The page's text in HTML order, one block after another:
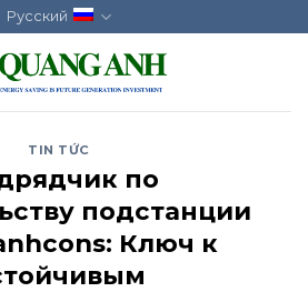
Русский
TIN TỨC
по
подстанции
Ключ к